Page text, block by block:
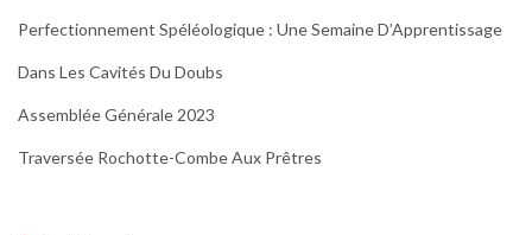
Perfectionnement Spéléologique : Une Semaine D’Apprentissage
Dans Les Cavités Du Doubs
Assemblée Générale 2023
Traversée Rochotte-Combe Aux Prêtres